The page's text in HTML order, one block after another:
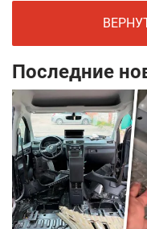
Последние